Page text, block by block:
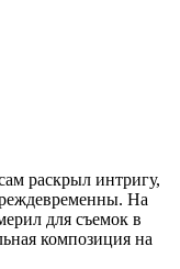
раскрыл интригу,
На
для съемок в
композиция на